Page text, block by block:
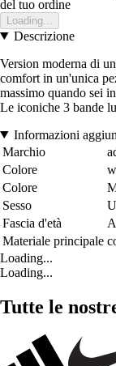
del tuo ordine
Loading...
Descrizione
Version moderna di
comfort in un'unica
massimo quando sei
Le iconiche 3 bande
Informazioni
Marchio
Colore
Colore
Sesso
Fascia d'età
Materiale principale
Loading...
Loading...
Tutte le